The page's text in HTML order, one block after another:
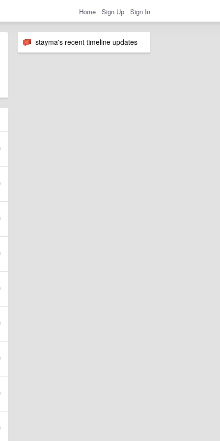
Home Sign Up Sign In
stayma's recent timeline updates